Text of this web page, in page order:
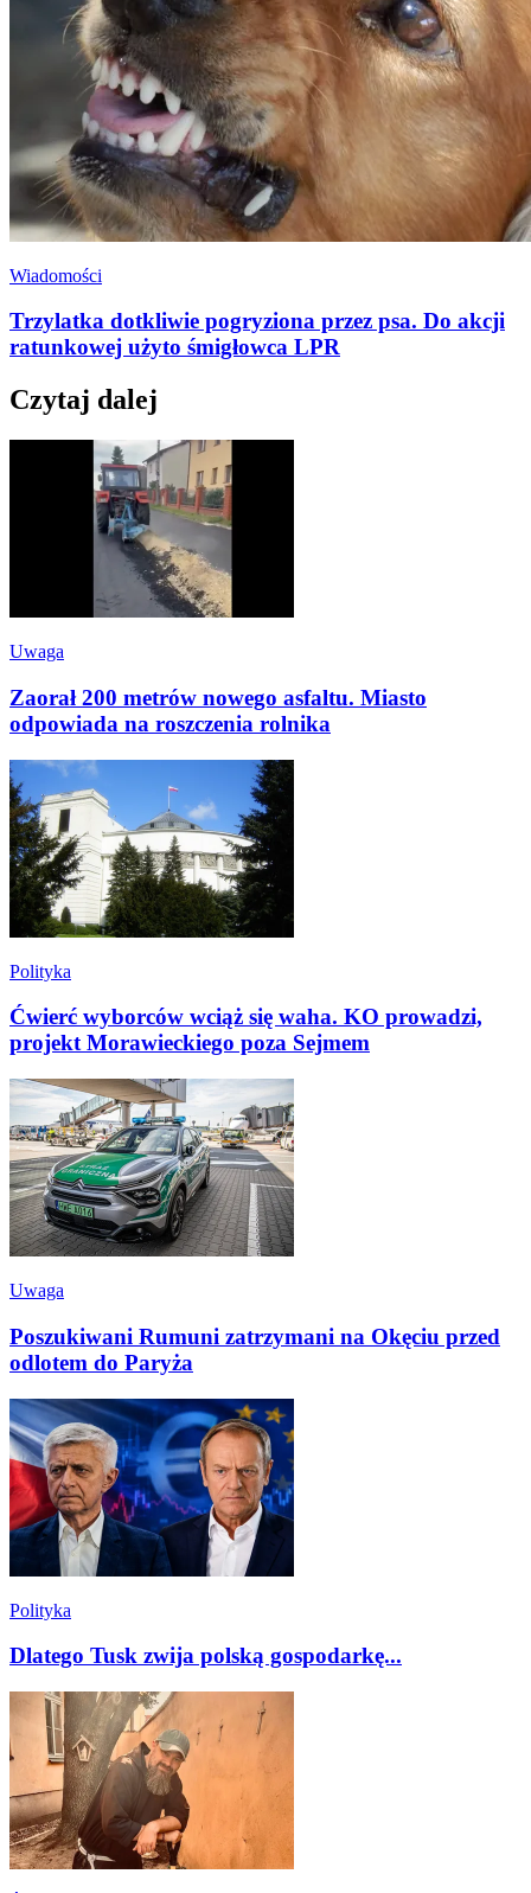
Wiadomości
Trzylatka dotkliwie pogryziona przez psa. Do akcji
ratunkowej użyto śmigłowca LPR
Czytaj dalej
Uwaga
Zaorał 200 metrów nowego asfaltu. Miasto
odpowiada na roszczenia rolnika
Polityka
Ćwierć wyborców wciąż się waha. KO prowadzi,
projekt Morawieckiego poza Sejmem
Uwaga
Poszukiwani Rumuni zatrzymani na Okęciu przed
odlotem do Paryża
Polityka
Dlatego Tusk zwija polską gospodarkę...